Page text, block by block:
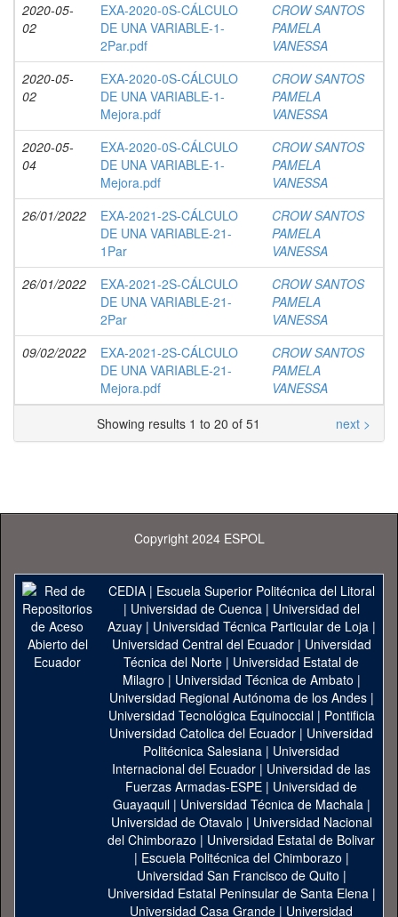
2020-05-
02
EXA-2020-0S-CÁLCULO
DE UNA VARIABLE-1-
2Par.pdf
CROW SANTOS
PAMELA
VANESSA
2020-05-
02
EXA-2020-0S-CÁLCULO
DE UNA VARIABLE-1-
Mejora.pdf
CROW SANTOS
PAMELA
VANESSA
2020-05-
04
EXA-2020-0S-CÁLCULO
DE UNA VARIABLE-1-
Mejora.pdf
CROW SANTOS
PAMELA
VANESSA
26/01/2022
EXA-2021-2S-CÁLCULO
DE UNA VARIABLE-21-
1Par
CROW SANTOS
PAMELA
VANESSA
26/01/2022
EXA-2021-2S-CÁLCULO
DE UNA VARIABLE-21-
2Par
CROW SANTOS
PAMELA
VANESSA
09/02/2022
EXA-2021-2S-CÁLCULO
DE UNA VARIABLE-21-
Mejora.pdf
CROW SANTOS
PAMELA
VANESSA
Showing results 1 to 20 of 51
next >
Copyright 2024 ESPOL
CEDIA| Escuela Superior Politécnica del Litoral
| Universidad de Cuenca| Universidad del
Azuay| Universidad Técnica Particular de Loja|
Universidad Central del Ecuador| Universidad
Técnica del Norte | Universidad Estatal de
Milagro | Universidad Técnica de Ambato |
Universidad Regional Autónoma de los Andes|
Universidad Tecnológica Equinoccial| Pontificia
Universidad Catolica del Ecuador | Universidad
Politécnica Salesiana | Universidad
Internacional del Ecuador | Universidad de las
Fuerzas Armadas-ESPE | Universidad de
Guayaquil| Universidad Técnica de Machala|
Universidad de Otavalo | Universidad Nacional
del Chimborazo | Universidad Estatal de Bolivar
| Escuela Politécnica del Chimborazo |
Universidad San Francisco de Quito |
Universidad Estatal Peninsular de Santa Elena|
Universidad Casa Grande | Universidad